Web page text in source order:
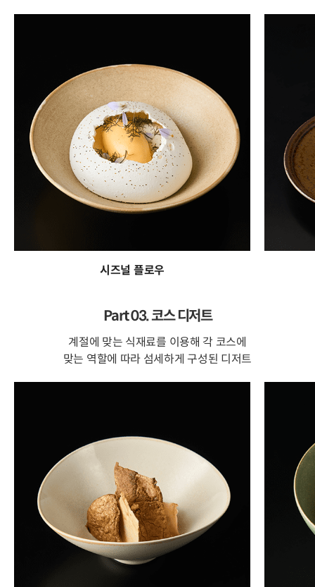
시즈널 플로우
Part 03. 코스 디저트
계절에 맞는 식재료를 이용해 각 코스에
맞는 역할에 따라 섬세하게 구성된 디저트